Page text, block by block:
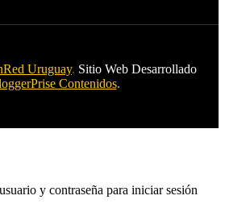
Uruguay. Sitio Web Desarrollado
Contenidos.
y contraseña para iniciar sesión